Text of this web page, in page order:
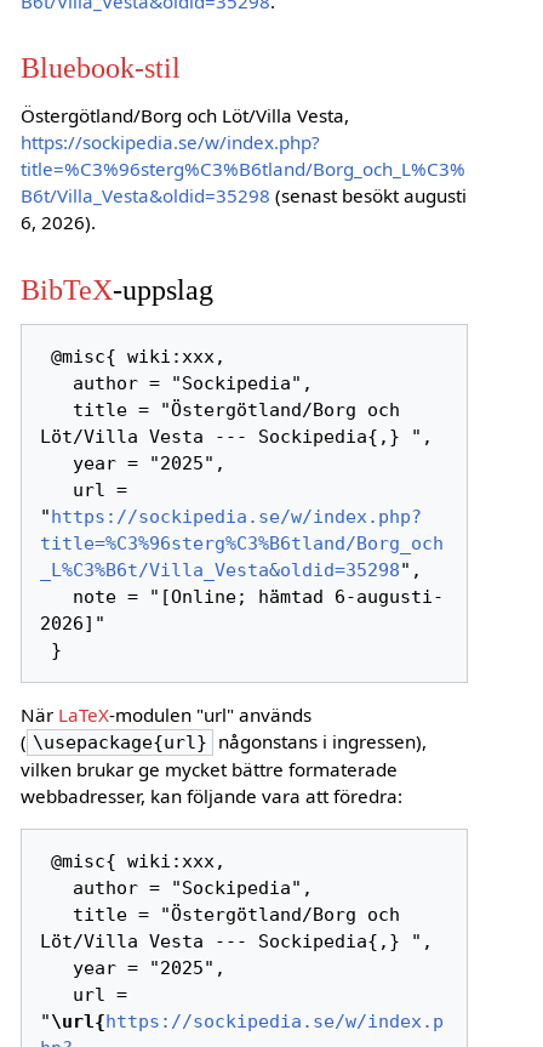
Bluebook-stil
Östergötland/Borg och Löt/Villa Vesta,
https://sockipedia.se/w/index.php?
title=%C3%96sterg%C3%B6tland/Borg_och_L%C3%
B6t/Villa_Vesta&oldid=35298 (senast besökt augusti
6, 2026).
BibTeX-uppslag
@misc{ wiki:xxx,
Löt/Villa Vesta --- Sockipedia{,} ",
"https://sockipedia.se/w/index.php?
title=%C3%96sterg%C3%B6tland/Borg_och
_L%C3%B6t/Villa_Vesta&oldid=35298",
2026]"
När LaTeX-modulen "url" används
( \usepackage{url}
någonstans i ingressen),
vilken brukar ge mycket bättre formaterade
webbadresser, kan följande vara att föredra:
@misc{ wiki:xxx,
Löt/Villa Vesta --- Sockipedia{,} ",
"\url{https://sockipedia.se/w/index.p